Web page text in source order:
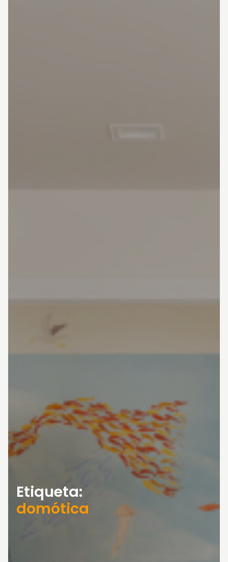
Etiqueta:
domótica